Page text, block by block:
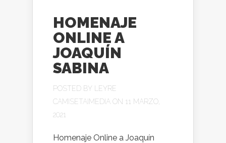
HOMENAJE
ONLINE A
JOAQUÍN
SABINA
POSTED BY
LEYRE
CAMISETAIMEDIA ON 11 MARZO,
2021
Homenaje Online a Joaquín